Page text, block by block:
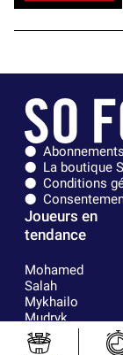
Abonnements
La boutique
Conditions
Joueurs en
tendance
Mohamed
Salah
Mykhailo
Mudryk
Neymar
Khalis Merah